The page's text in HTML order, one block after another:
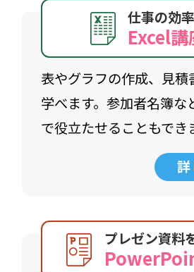
仕事の効
Excel講
表やグラフの作成、見積
学べます。参加者名簿な
で役立たせることもでき
プレゼン資料